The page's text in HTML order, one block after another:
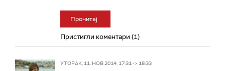
Прочитај
Пристигли коментари (1)
УТОРАК, 11. НОВ 2014, 17:31 -> 18:33